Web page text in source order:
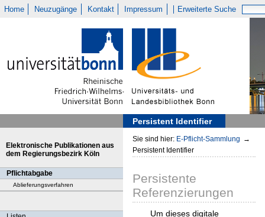
Home Neuzugänge Kontakt Impressum Erweiterte Suche
Persistent Identifier
Elektronische Publikationen aus
dem Regierungsbezirk Köln
Pflichtabgabe
Ablieferungsverfahren
Sie sind hier: E-Pflicht-Sammlung →
Persistent Identifier
Persistente
Referenzierungen
Um dieses digitale